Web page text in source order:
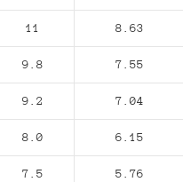
11 8.63
9.8 7.55
9.2 7.04
8.0 6.15
7.5 5.76